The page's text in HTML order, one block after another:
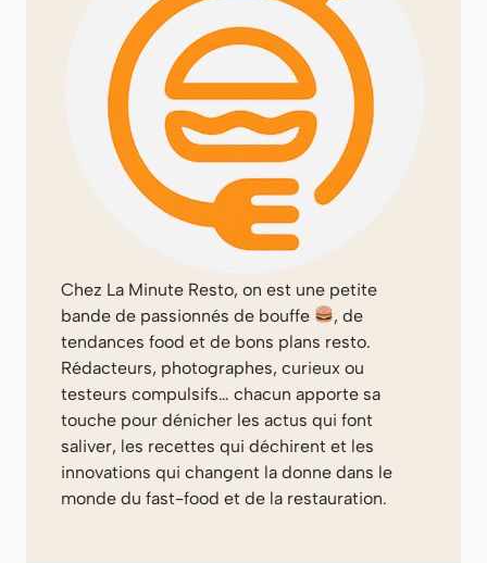
Chez La Minute Resto, on est une petite
bande de passionnés de bouffe
, de
tendances food et de bons plans resto.
Rédacteurs, photographes, curieux ou
testeurs compulsifs… chacun apporte sa
touche pour dénicher les actus qui font
saliver, les recettes qui déchirent et les
innovations qui changent la donne dans le
monde du fast-food et de la restauration.